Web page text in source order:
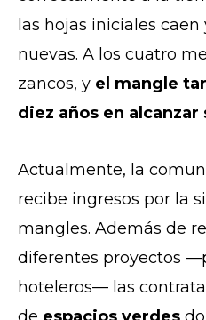
las hojas iniciales
nuevas. A los cuatro
zancos, y el mangle
diez años en alcanzar
Actualmente, la
recibe ingresos por la
mangles. Además de
diferentes proyectos
hoteleros— las